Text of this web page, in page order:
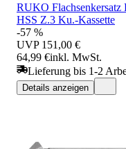
RUKO
HSS Z.3 Ku.-Kassette
-57 %
UVP 151,00 €
64,99 €inkl. MwSt.
Lieferung bis 1-2
Details anzeigen